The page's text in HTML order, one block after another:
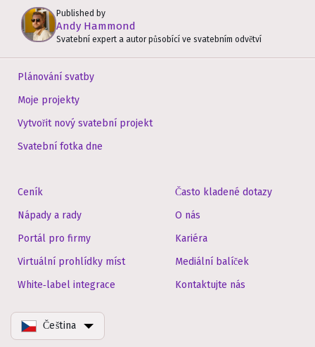
Published by
Andy Hammond
Svatební expert a autor působící ve svatebním odvětví
Plánování svatby
Moje projekty
Vytvořit nový svatební projekt
Svatební fotka dne
Ceník
Nápady a rady
Portál pro firmy
Virtuální prohlídky míst
White‑label integrace
Často kladené dotazy
O nás
Kariéra
Mediální balíček
Kontaktujte nás
Čeština